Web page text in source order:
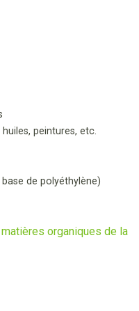
peintures, etc.
de polyéthylène)
organiques de la